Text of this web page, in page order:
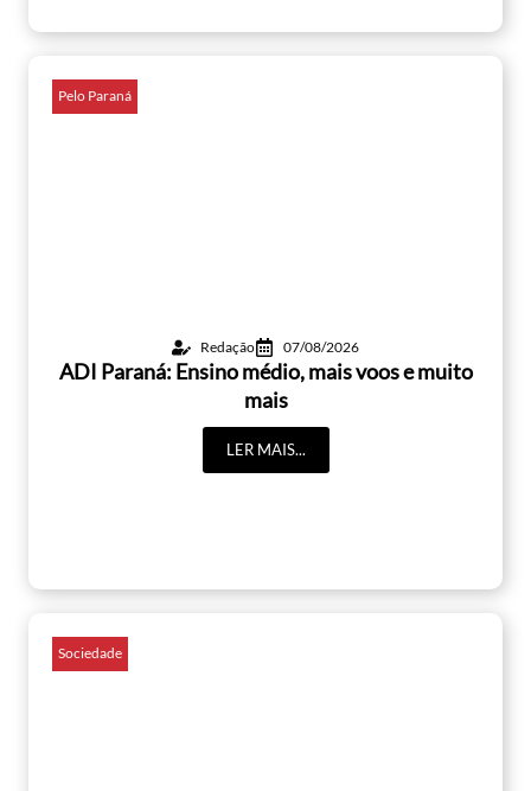
Pelo Paraná
Redação 07/08/2026
ADI Paraná: Ensino médio, mais voos e muito
mais
LER MAIS...
Sociedade